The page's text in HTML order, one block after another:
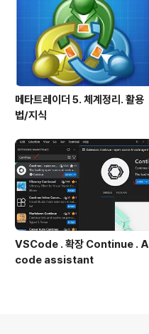
메타트레이더 5. 체계정리. 활용
법/지식
VSCode . 확장 Continue . AI
code assistant